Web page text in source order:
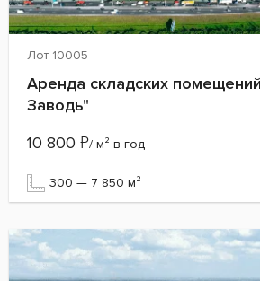
Лот 10005
Аренда складских
Заводь"
10 800 ₽/ м² в год
300 — 7 850 м²